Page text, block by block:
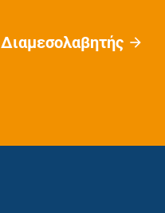
Διαμεσολαβητής arrow_forward